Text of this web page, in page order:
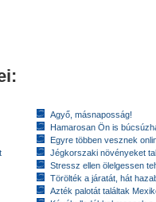
Agyő, másnaposság!
Hamarosan Ön is
Egyre többen vesznek
Jégkorszaki növényeket
Stressz ellen ölelgessen
Törölték a járatát, hát
Azték palotát találtak